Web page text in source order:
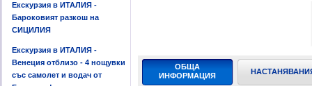
Екскурзия в ИТАЛИЯ -
Бароковият разкош на
СИЦИЛИЯ
Екскурзия в ИТАЛИЯ -
Венеция отблизо - 4 нощувки
със самолет и водач от
ОБЩА
ИНФОРМАЦИЯ